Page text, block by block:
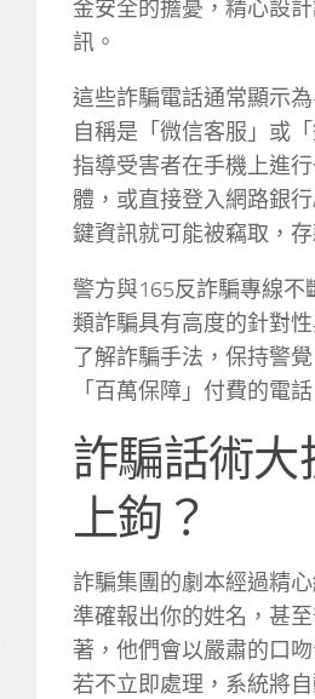
金安全的擔憂，精心設
訊。
這些詐騙電話通常顯示
自稱是「微信客服」或
指導受害者在手機上進
體，或直接登入網路銀
鍵資訊就可能被竊取，
警方與165反詐騙專線不
類詐騙具有高度的針對
了解詐騙手法，保持警
「百萬保障」付費的電
詐騙話術大
上鉤？
詐騙集團的劇本經過精
準確報出你的姓名，甚
著，他們會以嚴肅的口
若不立即處理，系統將